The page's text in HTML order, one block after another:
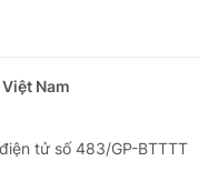
Nam
tử số 483/GP-BTTTT